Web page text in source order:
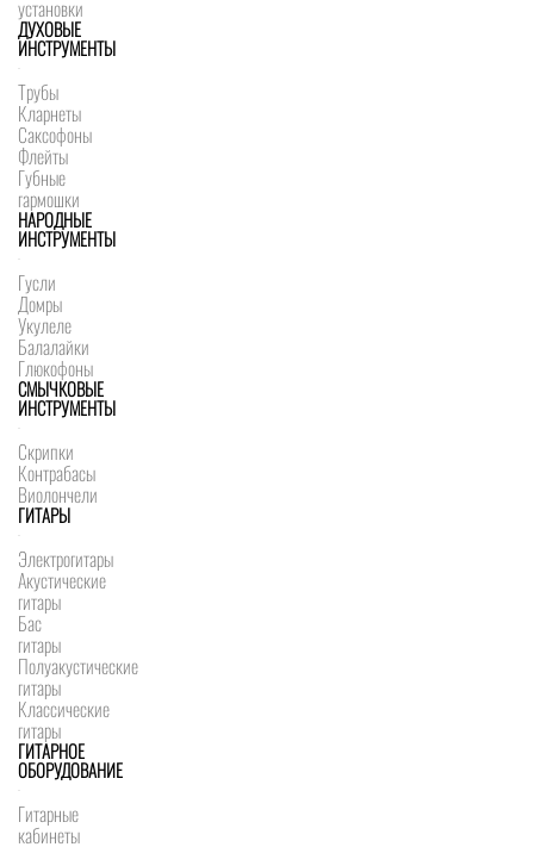
установки
ДУХОВЫЕ
ИНСТРУМЕНТЫ
Трубы
Кларнеты
Саксофоны
Флейты
Губные
гармошки
НАРОДНЫЕ
ИНСТРУМЕНТЫ
Гусли
Домры
Укулеле
Балалайки
Глюкофоны
СМЫЧКОВЫЕ
ИНСТРУМЕНТЫ
Скрипки
Контрабасы
Виолончели
ГИТАРЫ
Электрогитары
Акустические
гитары
Бас
гитары
Полуакустические
гитары
Классические
гитары
ГИТАРНОЕ
ОБОРУДОВАНИЕ
Гитарные
кабинеты